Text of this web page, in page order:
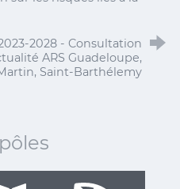
2028 - Consultation
ARS Guadeloupe,
Saint-Barthélemy